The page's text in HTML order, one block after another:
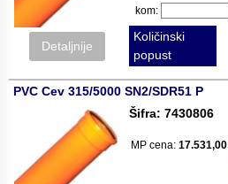
Detaljnije
kom:
Količinski
popust
PVC Cev 315/5000 SN2/SDR51 P
Šifra: 7430806
MP cena: 17.531,00